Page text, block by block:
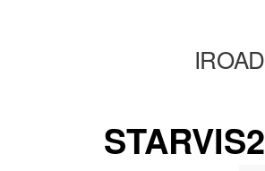
IROAD
STARVIS2